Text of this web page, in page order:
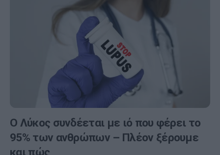
Ο Λύκος συνδέεται με ιό που φέρει το
95% των ανθρώπων – Πλέον ξέρουμε